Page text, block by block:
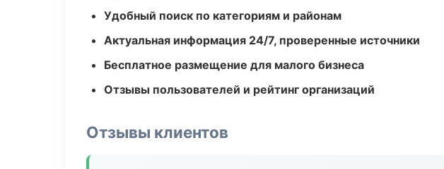
Удобный поиск по категориям и районам
Актуальная информация 24/7, проверенные источники
Бесплатное размещение для малого бизнеса
Отзывы пользователей и рейтинг организаций
Отзывы клиентов